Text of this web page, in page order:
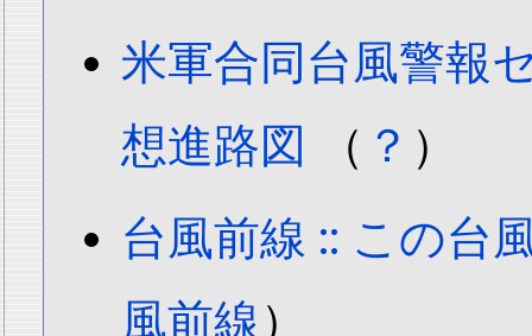
米軍合同台風警報
想進路図
（ ？ ）
台風前線 :: この台
風前線）